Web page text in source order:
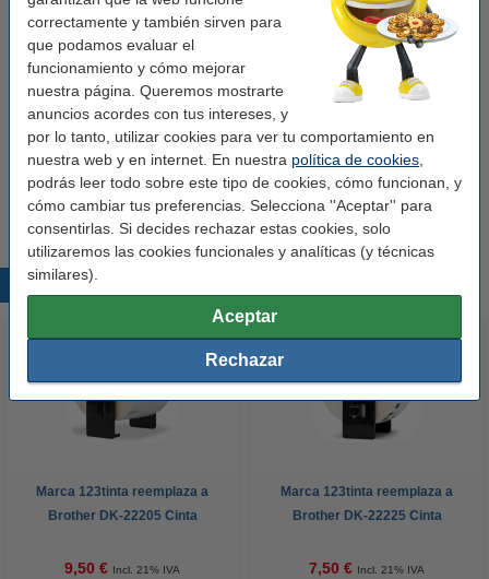
correctamente y también sirven para
que podamos evaluar el
funcionamiento y cómo mejorar
nuestra página. Queremos mostrarte
anuncios acordes con tus intereses, y
por lo tanto, utilizar cookies para ver tu comportamiento en
nuestra web y en internet. En nuestra política de cookies
podrás leer todo sobre este tipo de cookies, cómo funcionan, y
cómo cambiar tus preferencias. Selecciona ''Aceptar'' para
consentirlas. Si decides rechazar estas cookies, solo
utilizaremos las cookies funcionales y analíticas (y técnicas
similares).
Aceptar
Rechazar
Pack ahorro
Marca 123tinta reemplaza a Pack: 5x Brother
DK-22223 cinta de papel continuo blanca
43,50 €
Consejo
Te recomendamos comprar este artículo en lugar del original.
Marca 123tinta reemplaza a
Brother DK-22205 Cinta
9,50 € Incl. 21% IVA
Marca 123tinta reemplaza a
Brother DK-22225 Cinta
7,50 € Incl. 21% IVA